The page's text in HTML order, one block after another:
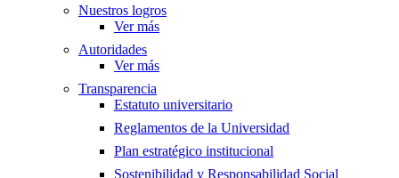
Nuestros logros
Ver más
Autoridades
Ver más
Transparencia
Estatuto universitario
Reglamentos de la Universidad
Plan estratégico institucional
Sostenibilidad y Responsabilidad Social